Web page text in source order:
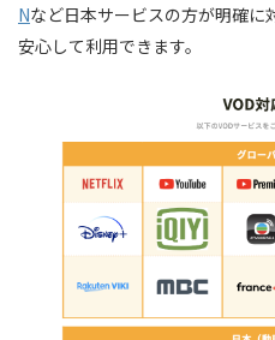
Nなど日本サービスの方が明確に
安心して利用できます。